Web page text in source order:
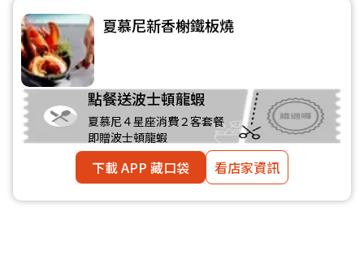
夏慕尼新香榭鐵板燒
點餐送波士頓龍蝦
夏慕尼４星座消費２客套餐
即贈波士頓龍蝦
下載 APP 藏口袋 看店家資訊